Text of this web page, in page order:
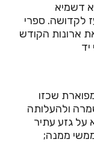
דשמיא
לקדושה. ספרי
ארונות הקודש
שכזו
ולהעלותה
על גזע עתיר
ממנה;